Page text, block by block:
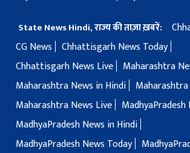
State News Hindi, राज्य की ताज़ा ख़बरें:
CG News
Chhattisgarh News Today
Chhattisgarh News Live
Maharashtra
Maharashtra News in Hindi
Maharashtra News Live
MadhyaPradesh
MadhyaPradesh News in Hindi
MadhyaPradesh News Today